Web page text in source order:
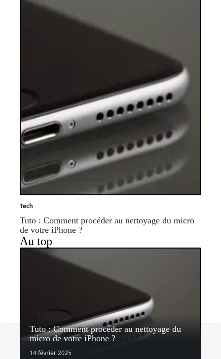
Tech
Tuto : Comment procéder au nettoyage du micro
de votre iPhone ?
Au top
Tuto : Comment procéder au nettoyage du
micro de votre iPhone ?
14 février 2025
Contact Mentions légales Sitemap